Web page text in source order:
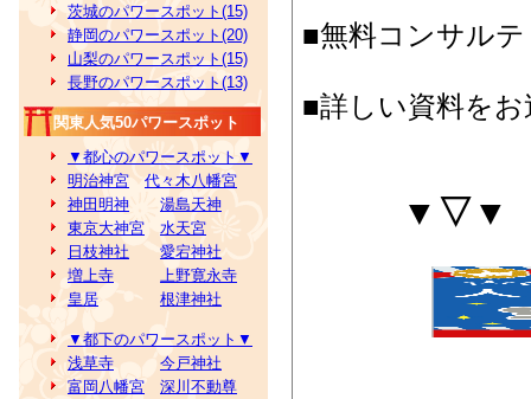
茨城のパワースポット(15)
静岡のパワースポット(20)
山梨のパワースポット(15)
長野のパワースポット(13)
関東人気50パワースポット
▼都心のパワースポット▼
明治神宮
代々木八幡宮
神田明神
湯島天神
東京大神宮
水天宮
日枝神社
愛宕神社
増上寺
上野寛永寺
皇居
根津神社
▼都下のパワースポット▼
浅草寺
今戸神社
富岡八幡宮
深川不動尊
■無料コンサル
■詳しい資料を
▼▽▼